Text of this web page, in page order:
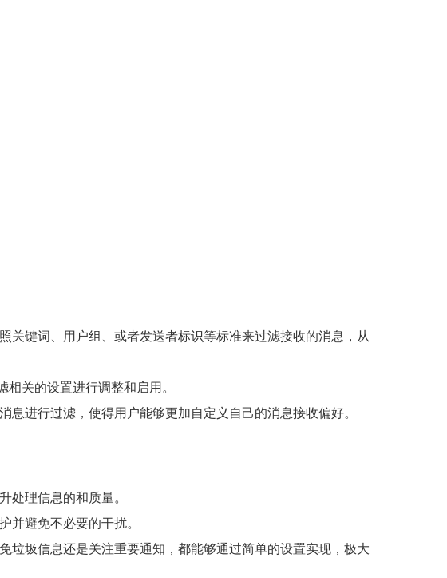
关键词、用户组、或者发送者标识等标准来过滤接收的消息，从
关的设置进行调整和启用。
进行过滤，使得用户能够更加自定义自己的消息接收偏好。
处理信息的和质量。
避免不必要的干扰。
垃圾信息还是关注重要通知，都能够通过简单的设置实现，极大